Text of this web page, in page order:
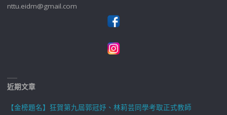
nttu.eidm@gmail.com
近期文章
【金榜題名】狂賀第九屆郭冠妤、林莉芸同學考取正式教師